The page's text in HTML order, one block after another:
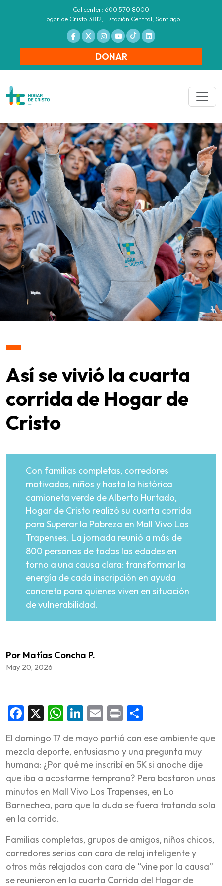
Callcenter: 600 570 8000
Hogar de Cristo 3812, Estación Central, Santiago
DONAR
Así se vivió la cuarta
corrida de Hogar de
Cristo
Con familias completas, corredores
motivados, niños y hasta la histórica
camioneta verde de Alberto Hurtado,
Hogar de Cristo realizó su cuarta corrida
para Superar la Pobreza en Mall Vivo Los
Trapenses. La jornada reunió a más de
800 personas de todas las edades en
torno a una causa clara: transformar la
energía de cada inscripción en ayuda
concreta para quienes viven en situación
de vulnerabilidad.
Por Matías Concha P.
May 20, 2026
Facebook
X WhatsApp
LinkedIn
Email
Print
El domingo 17 de mayo partió con ese ambiente que
mezcla deporte, entusiasmo y una pregunta muy
humana: ¿Por qué me inscribí en 5K si anoche dije
que iba a acostarme temprano? Pero bastaron unos
minutos en Mall Vivo Los Trapenses, en Lo
Barnechea, para que la duda se fuera trotando sola
en la corrida.
Familias completas, grupos de amigos, niños chicos,
corredores serios con cara de reloj inteligente y
otros más relajados con cara de “vine por la causa”
se reunieron en la cuarta Corrida del Hogar de